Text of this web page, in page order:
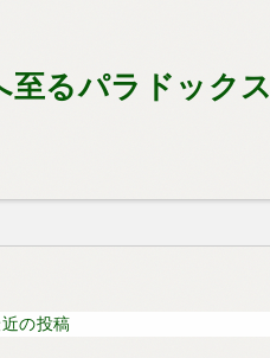
るパラドックス
の投稿